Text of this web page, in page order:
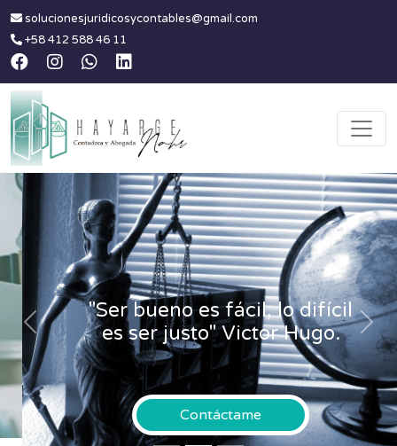
solucionesjuridicosycontables@gmail.com
+58 412 588 46 11
"Ser bueno es fácil, lo difícil
es ser justo" Victor Hugo.
Contáctame
Previous